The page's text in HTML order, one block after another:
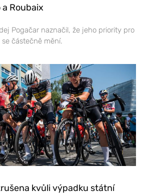
a Roubaix
Pogačar naznačil, že jeho priority pro
částečně mění.
kvůli výpadku státní